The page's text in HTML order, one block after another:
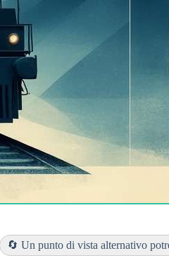
🔄 Un punto di vista alternativo